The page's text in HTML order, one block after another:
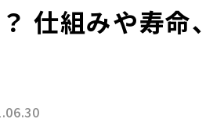
仕組みや寿命